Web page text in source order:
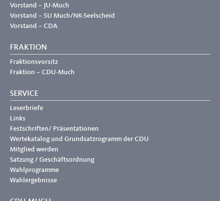
Vorstand – JU-Much
Vorstand – SU Much/NK-Seelscheid
Vorstand – CDA
FRAKTION
Fraktionsvorsitz
Fraktion – CDU-Much
SERVICE
Leserbriefe
Links
Festschriften/ Präsentationen
Wertekatalog und Grundsatzrogramm der CDU
Mitglied werden
Satzung / Geschäftsordnung
Wahlprogramme
Wahlergebnisse